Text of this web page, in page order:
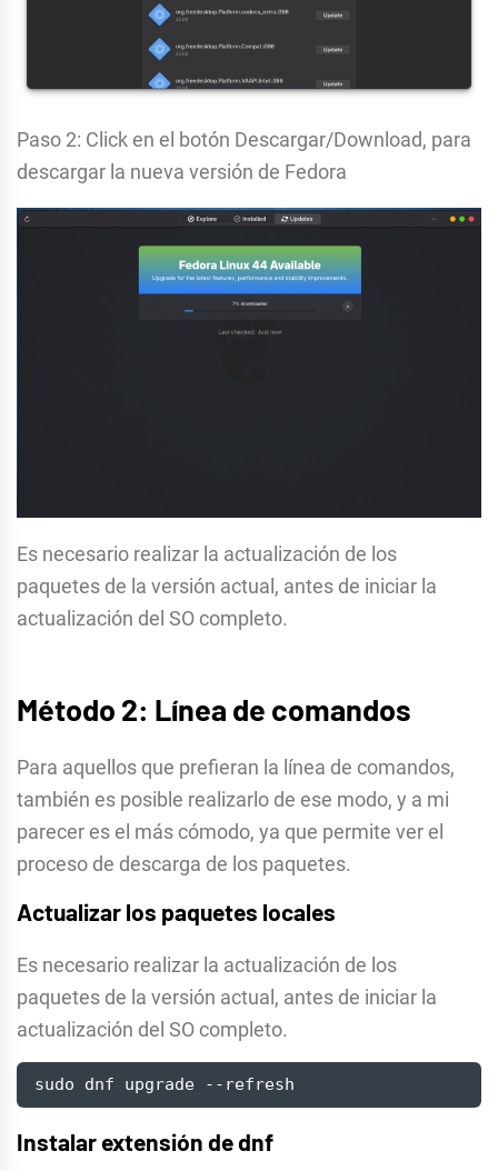
Paso 2: Click en el botón Descargar/Download, para
descargar la nueva versión de Fedora
Es necesario realizar la actualización de los
paquetes de la versión actual, antes de iniciar la
actualización del SO completo.
Método 2: Línea de comandos
Para aquellos que prefieran la línea de comandos,
también es posible realizarlo de ese modo, y a mi
parecer es el más cómodo, ya que permite ver el
proceso de descarga de los paquetes.
Actualizar los paquetes locales
Es necesario realizar la actualización de los
paquetes de la versión actual, antes de iniciar la
actualización del SO completo.
sudo dnf upgrade --refresh
Instalar extensión de dnf